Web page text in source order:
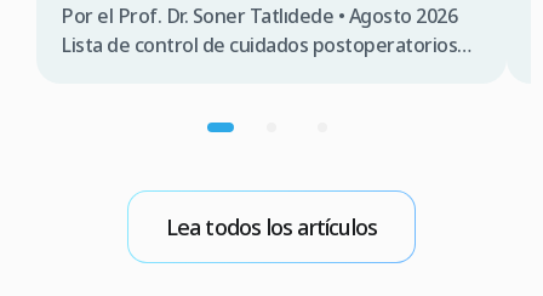
Por el Prof. Dr. Soner Tatlıdede • Agosto 2026
Lista de control de cuidados postoperatorios
recomendada para dormir Actividades y
los folículos Prohibido lavar (aplicar solo suero
salino en aerosol) Dormir boca arriba con
inclinación de 45° […]
Lea todos los artículos